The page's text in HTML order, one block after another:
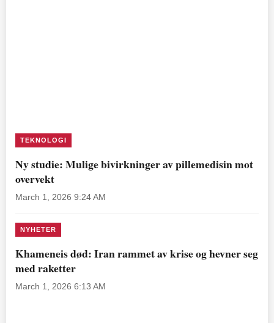
TEKNOLOGI
Ny studie: Mulige bivirkninger av pillemedisin mot
overvekt
March 1, 2026 9:24 AM
NYHETER
Khameneis død: Iran rammet av krise og hevner seg
med raketter
March 1, 2026 6:13 AM